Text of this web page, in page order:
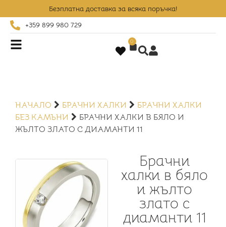
Безплатна доставка за всяка поръчка!
+359 899 980 729
0
НАЧАЛО БРАЧНИ ХАЛКИ
БРАЧНИ ХАЛКИ
БЕЗ КАМЪНИ
БРАЧНИ ХАЛКИ В БЯЛО И
ЖЪЛТО ЗЛАТО С ДИАМАНТИ 11
Брачни
халки в бяло
и жълто
злато с
диаманти 11